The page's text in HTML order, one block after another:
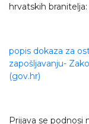
hrvatskih branitelja:
popis dokaza za
zapošljavanju-
(gov.hr)
Prijava se podnosi